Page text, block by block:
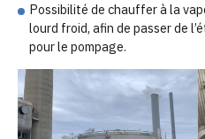
Possibilité de chauffer à la
lourd froid, afin de passer de
pour le pompage.